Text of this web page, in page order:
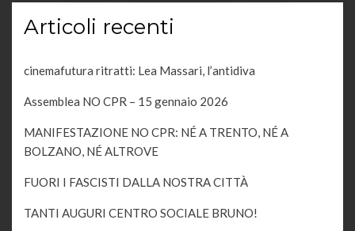
Articoli recenti
cinemafutura ritratti: Lea Massari, l’antidiva
Assemblea NO CPR – 15 gennaio 2026
MANIFESTAZIONE NO CPR: NÉ A TRENTO, NÉ A
BOLZANO, NÉ ALTROVE
FUORI I FASCISTI DALLA NOSTRA CITTÀ
TANTI AUGURI CENTRO SOCIALE BRUNO!